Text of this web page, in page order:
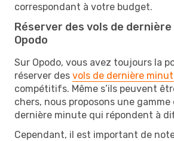
correspondant à votre budget.
Réserver des vols de
Opodo
Sur Opodo, vous avez toujours la
réserver des vols de dernière
compétitifs. Même s’ils peuvent
chers, nous proposons une gamme
dernière minute qui répondent à
Cependant, il est important de